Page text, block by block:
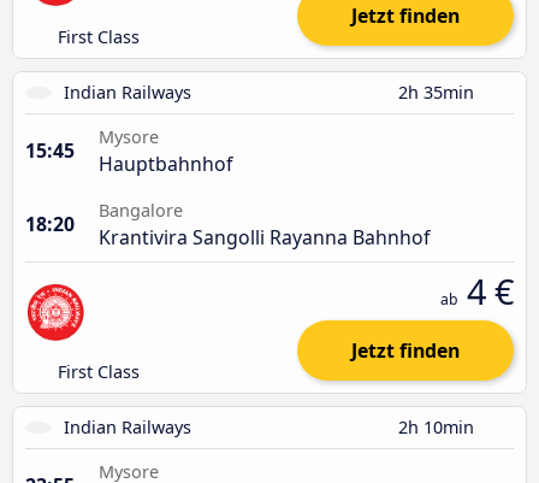
First Class
Jetzt finden
Indian Railways 2h 35min
15:45
Mysore
Hauptbahnhof
18:20
Bangalore
Krantivira Sangolli Rayanna Bahnhof
First Class
ab 4 €
Jetzt finden
Indian Railways 2h 10min
Mysore